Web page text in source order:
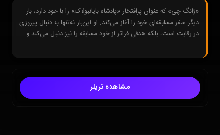
«ژانگ چی» که عنوان پرافتخار «پادشاه بایانبولاک» را با خود دارد، بار
دیگر سفر مسابقه‌ای خود را آغاز می‌کند. او این‌بار نه‌تنها به دنبال پیروزی
در رقابت است، بلکه هدفی فراتر از خود مسابقه را نیز دنبال می‌کند و
...
مشاهده تریلر